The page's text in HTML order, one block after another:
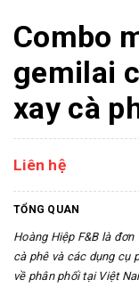
Combo
gemilai
xay cà
Liên hệ
TỔNG QUAN
Hoàng Hiệp F&B là
cà phê và các dụng cụ
về phân phối tại Việt